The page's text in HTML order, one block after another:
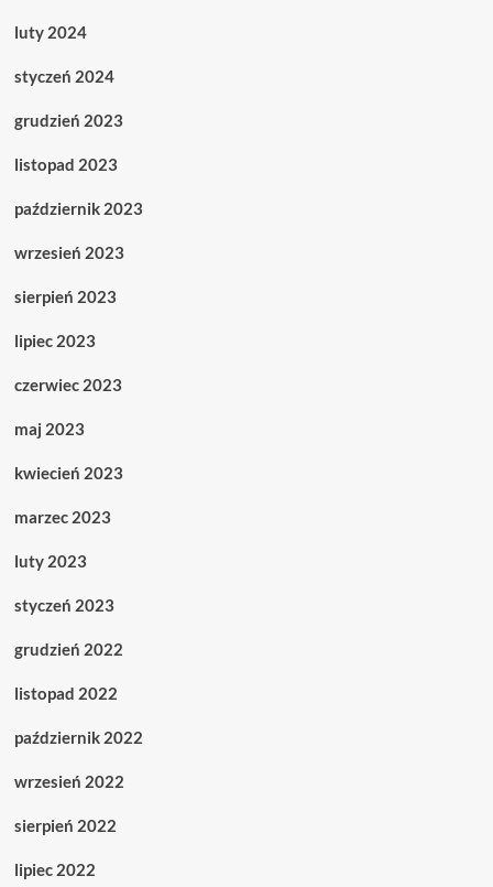
luty 2024
styczeń 2024
grudzień 2023
listopad 2023
październik 2023
wrzesień 2023
sierpień 2023
lipiec 2023
czerwiec 2023
maj 2023
kwiecień 2023
marzec 2023
luty 2023
styczeń 2023
grudzień 2022
listopad 2022
październik 2022
wrzesień 2022
sierpień 2022
lipiec 2022